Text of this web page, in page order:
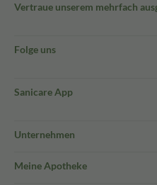
Vertraue unserem mehrfach
Folge uns
Sanicare App
Unternehmen
Meine Apotheke